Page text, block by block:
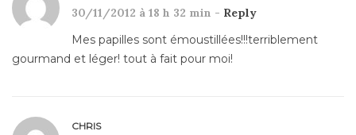
30/11/2012 à 18 h 32 min - Reply
Mes papilles sont émoustillées!!!terriblement
gourmand et léger! tout à fait pour moi!
CHRIS